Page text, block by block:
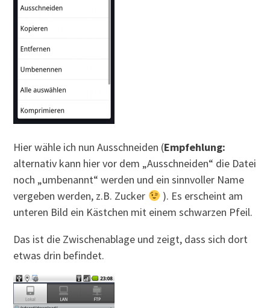
Hier wähle ich nun Ausschneiden (Empfehlung:
alternativ kann hier vor dem „Ausschneiden“ die Datei
noch „umbenannt“ werden und ein sinnvoller Name
vergeben werden, z.B. Zucker
). Es erscheint am
unteren Bild ein Kästchen mit einem schwarzen Pfeil.
Das ist die Zwischenablage und zeigt, dass sich dort
etwas drin befindet.